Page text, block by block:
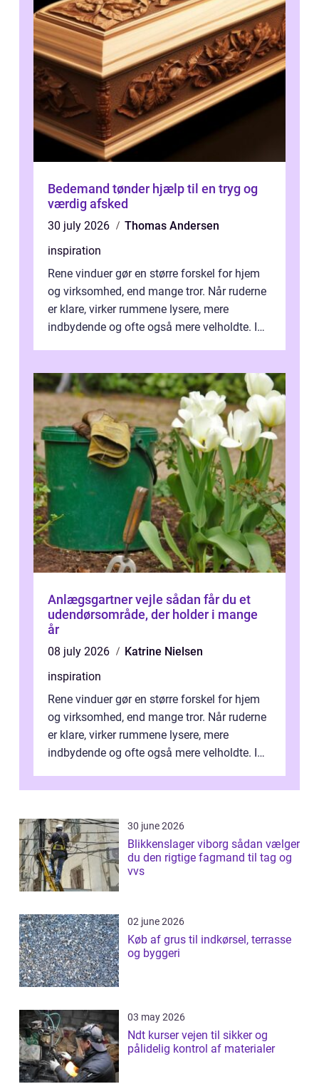
Bedemand tønder hjælp til en tryg og
værdig afsked
30 july 2026
Thomas Andersen
inspiration
Rene vinduer gør en større forskel for hjem
og virksomhed, end mange tror. Når ruderne
er klare, virker rummene lysere, mere
indbydende og ofte også mere velholdte. I
Anlægsgartner vejle sådan får du et
udendørsområde, der holder i mange
år
08 july 2026
Katrine Nielsen
inspiration
Rene vinduer gør en større forskel for hjem
og virksomhed, end mange tror. Når ruderne
er klare, virker rummene lysere, mere
indbydende og ofte også mere velholdte. I
30 june 2026
Blikkenslager viborg sådan vælger
du den rigtige fagmand til tag og
vvs
02 june 2026
Køb af grus til indkørsel, terrasse
og byggeri
03 may 2026
Ndt kurser vejen til sikker og
pålidelig kontrol af materialer